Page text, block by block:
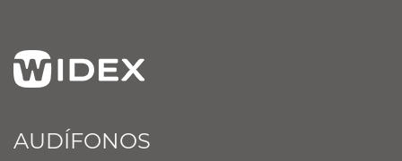
AUDÍFONOS